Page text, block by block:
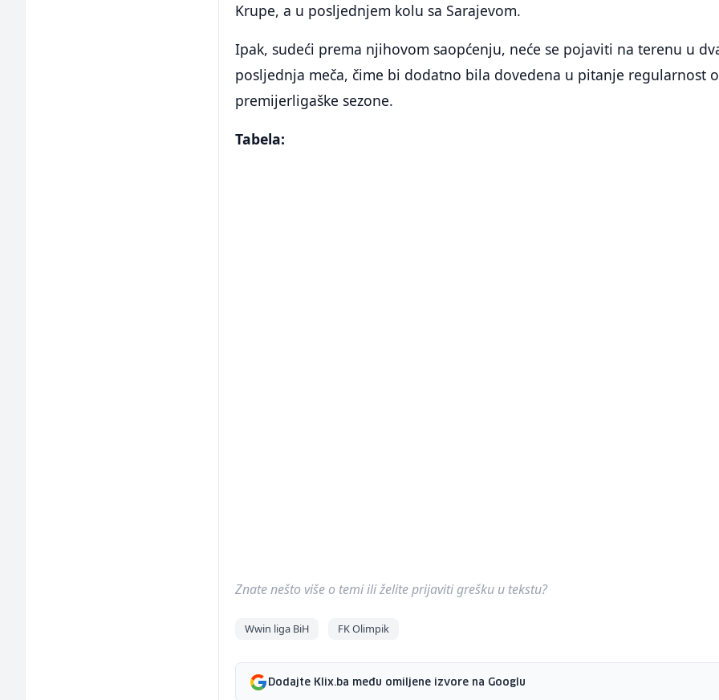
Krupe, a u posljednjem kolu sa Sarajevom.
Ipak, sudeći prema njihovom saopćenju, neće se pojaviti na terenu u
posljednja meča, čime bi dodatno bila dovedena u pitanje regularnost
premijerligaške sezone.
Tabela:
Znate nešto više o temi ili želite prijaviti grešku u tekstu?
Wwin liga BiH FK Olimpik
Dodajte Klix.ba među omiljene izvore na Googlu